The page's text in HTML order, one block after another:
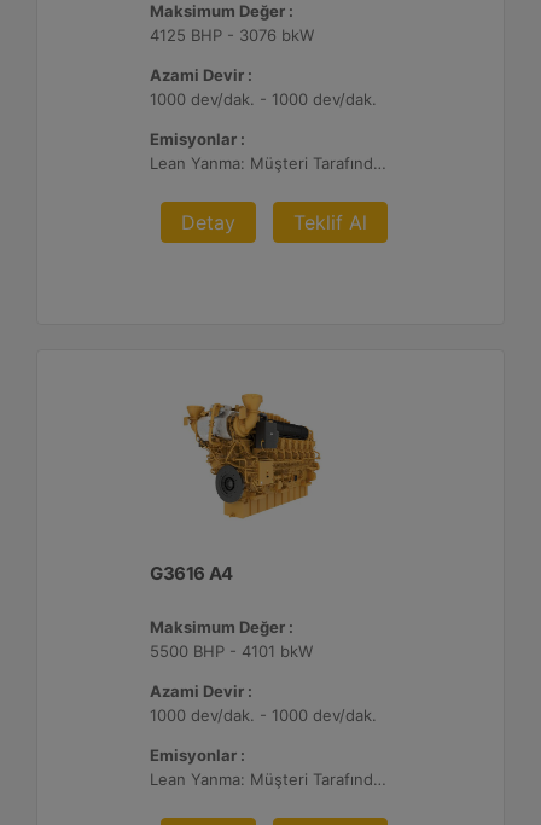
Maksimum Değer :
4125 BHP - 3076 bkW
Azami Devir :
1000 dev/dak. - 1000 dev/dak.
Emisyonlar :
Lean Yanma: Müşteri Tarafından Sağlanan Atık Arıtma ile NSPS Saha Uyumluluğuna Sahiptir, 0,3 g ve 0,5 g/bhp-sa. NOx
Detay Teklif Al
G3616 A4
Maksimum Değer :
5500 BHP - 4101 bkW
Azami Devir :
1000 dev/dak. - 1000 dev/dak.
Emisyonlar :
Lean Yanma: Müşteri Tarafından Sağlanan Atık Arıtma ile NSPS Saha Uyumluluğuna Sahiptir, 0,3 g ve 0,5 g/bhp-sa. NOx